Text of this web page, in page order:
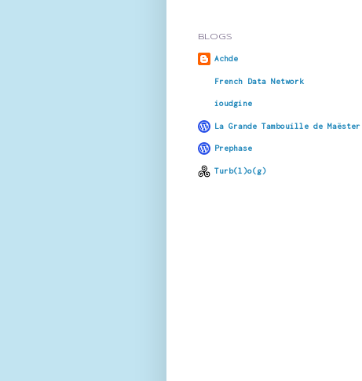
BLOGS
Achde
French Data Network
ioudgine
La Grande Tambouille de Maëster
Prephase
Turb(l)o(g)